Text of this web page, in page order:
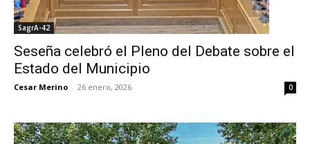
SagrA-42
Seseña celebró el Pleno del Debate sobre el
Estado del Municipio
Cesar Merino - 26 enero, 2026 0